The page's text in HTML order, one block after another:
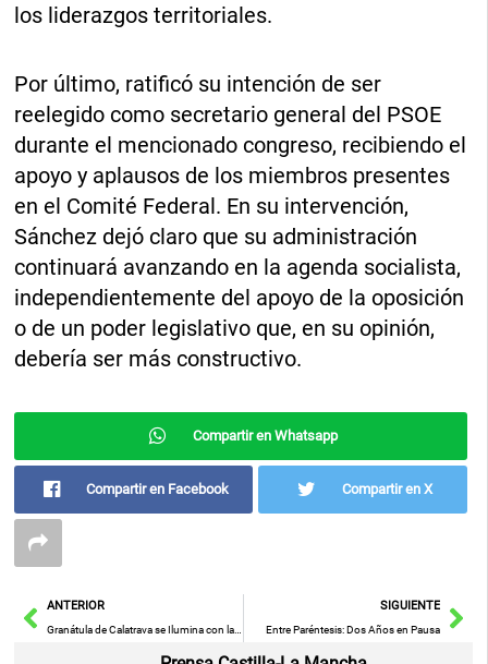
los liderazgos territoriales.
Por último, ratificó su intención de ser
reelegido como secretario general del PSOE
durante el mencionado congreso, recibiendo el
apoyo y aplausos de los miembros presentes
en el Comité Federal. En su intervención,
Sánchez dejó claro que su administración
continuará avanzando en la agenda socialista,
independientemente del apoyo de la oposición
o de un poder legislativo que, en su opinión,
debería ser más constructivo.
Compartir en Whatsapp
Compartir en Facebook Compartir en X
AntANTERIOR
Granátula de Calatrava se Ilumina con la Música de David de María en una Emotiva Iniciativa de la Diputación de Ciudad Real
SIGUIENTE
Entre Paréntesis: Dos Años en Pausa